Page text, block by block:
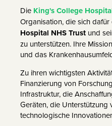
Die King's College
Organisation, die sich dafür
Hospital NHS Trust und
zu unterstützen. Ihre
und das
Zu ihren wichtigsten
Finanzierung von
Infrastruktur, die
Geräten, die Unterstützung
technologische